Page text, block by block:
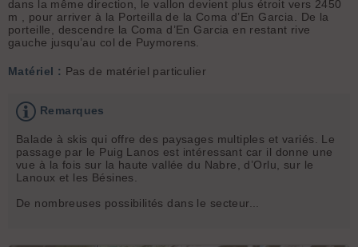
dans la même direction, le vallon devient plus étroit vers 2450
m , pour arriver à la Porteilla de la Coma d’En Garcia. De la
porteille, descendre la Coma d’En Garcia en restant rive
gauche jusqu’au col de Puymorens.
Matériel : Pas de matériel particulier
Remarques
Balade à skis qui offre des paysages multiples et variés. Le
passage par le Puig Lanos est intéressant car il donne une
vue à la fois sur la haute vallée du Nabre, d’Orlu, sur le
Lanoux et les Bésines.
De nombreuses possibilités dans le secteur...